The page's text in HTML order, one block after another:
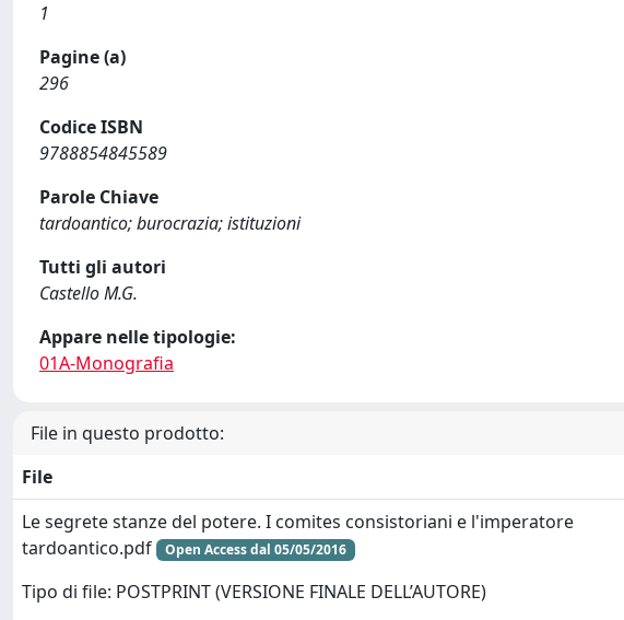
1
Pagine (a)
296
Codice ISBN
9788854845589
Parole Chiave
tardoantico; burocrazia; istituzioni
Tutti gli autori
Castello M.G.
Appare nelle tipologie:
01A-Monografia
File in questo prodotto:
File
Le segrete stanze del potere. I comites consistoriani e l'imperatore
tardoantico.pdf
Open Access dal 05/05/2016
Tipo di file: POSTPRINT (VERSIONE FINALE DELL’AUTORE)